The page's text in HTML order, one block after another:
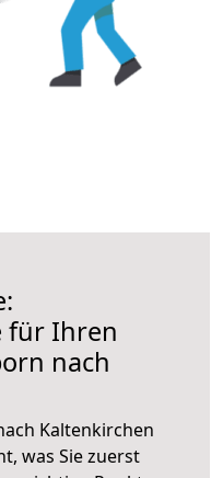
für Ihren
nach
Kaltenkirchen
was Sie zuerst